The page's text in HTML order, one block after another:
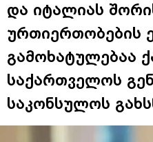
და იტალიას
ურთიერთობების
გამოხატულებაა
საქართველოს
საკონსულოს